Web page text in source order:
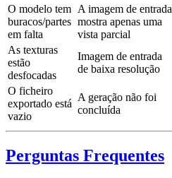
O modelo tem
buracos/partes
em falta
A imagem de entrada
mostra apenas uma
vista parcial
As texturas
estão
desfocadas
Imagem de entrada
de baixa resolução
O ficheiro
exportado está
vazio
A geração não foi
concluída
Perguntas Frequentes